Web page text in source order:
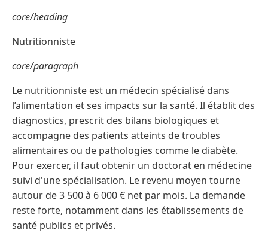
core/heading
Nutritionniste
core/paragraph
Le nutritionniste est un médecin spécialisé dans
l’alimentation et ses impacts sur la santé. Il établit des
diagnostics, prescrit des bilans biologiques et
accompagne des patients atteints de troubles
alimentaires ou de pathologies comme le diabète.
Pour exercer, il faut obtenir un doctorat en médecine
suivi d'une spécialisation. Le revenu moyen tourne
autour de 3 500 à 6 000 € net par mois. La demande
reste forte, notamment dans les établissements de
santé publics et privés.